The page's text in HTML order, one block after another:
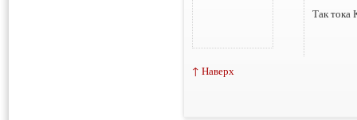
Так тока
↑ Наверх